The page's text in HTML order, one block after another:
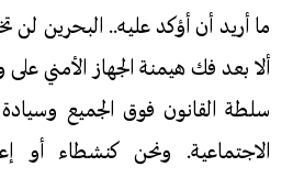
ما أريد أن أؤكد عليه.. البحرين لن
ألا بعد فك هيمنة الجهاز الأمني
سلطة القانون فوق الجميع وسيادة
الاجتماعية. ونحن كنشطاء أو